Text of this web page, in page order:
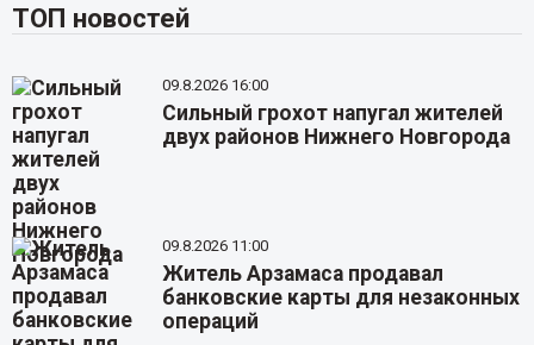
ТОП новостей
09.8.2026 16:00
Сильный грохот напугал жителей
двух районов Нижнего Новгорода
09.8.2026 11:00
Житель Арзамаса продавал
банковские карты для незаконных
операций